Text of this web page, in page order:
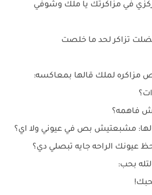
في مزاكرتك يا ملك وشوفي
تزاكر لحد ما خلصت
مزاكره لملك قالها بمعاكسه:
فاهمه؟
مشبعتيش بص في عيوني ولا اي؟
عيونك الراحه جايه تبصلي دي؟
بحب: